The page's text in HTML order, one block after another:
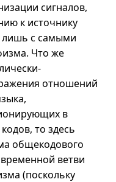
сигналов,
к источнику
лишь с самыми
Что же
отношений
в
то здесь
общекодового
ветви
(поскольку